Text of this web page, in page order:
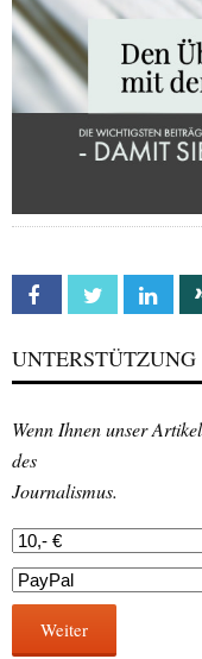
Facebook Twitter
UNTERSTÜTZUNG
Wenn Ihnen unser
des
Journalismus.
Weiter